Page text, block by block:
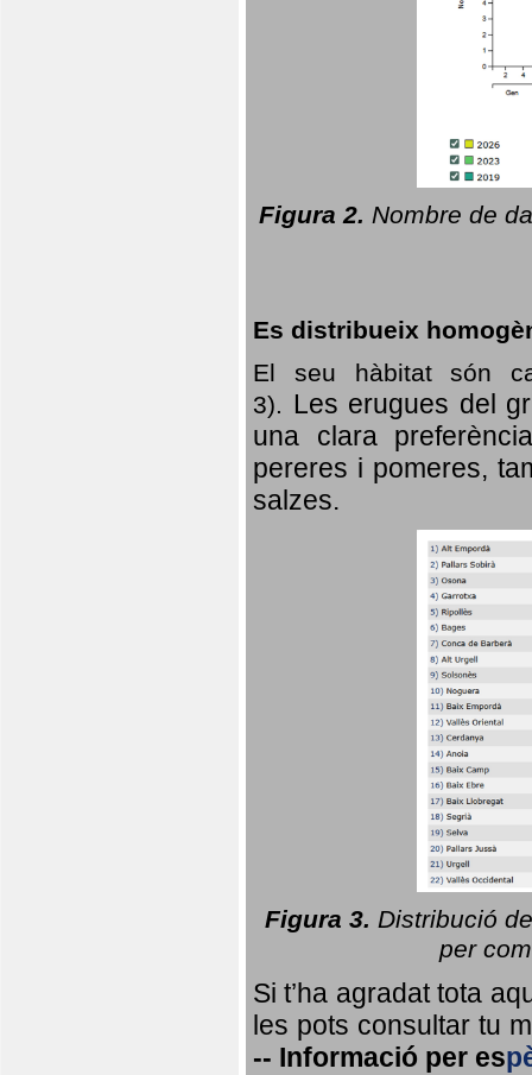
Figura 2. Nombre de
Es distribueix
El seu hàbitat són
3). Les erugues del
una clara
pereres i pomeres,
salzes.
Figura 3. Distribució
per
Si t’ha agradat tota
les pots consultar tu
-- Informació per es